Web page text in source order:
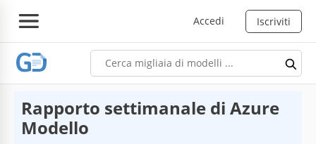
Accedi Iscriviti
Rapporto settimanale di Azure
Modello